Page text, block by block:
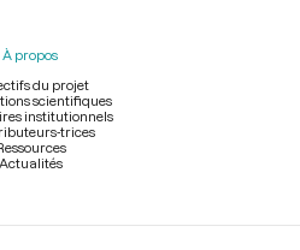
À propos
du projet
scientifiques
institutionnels
trices
Actualités